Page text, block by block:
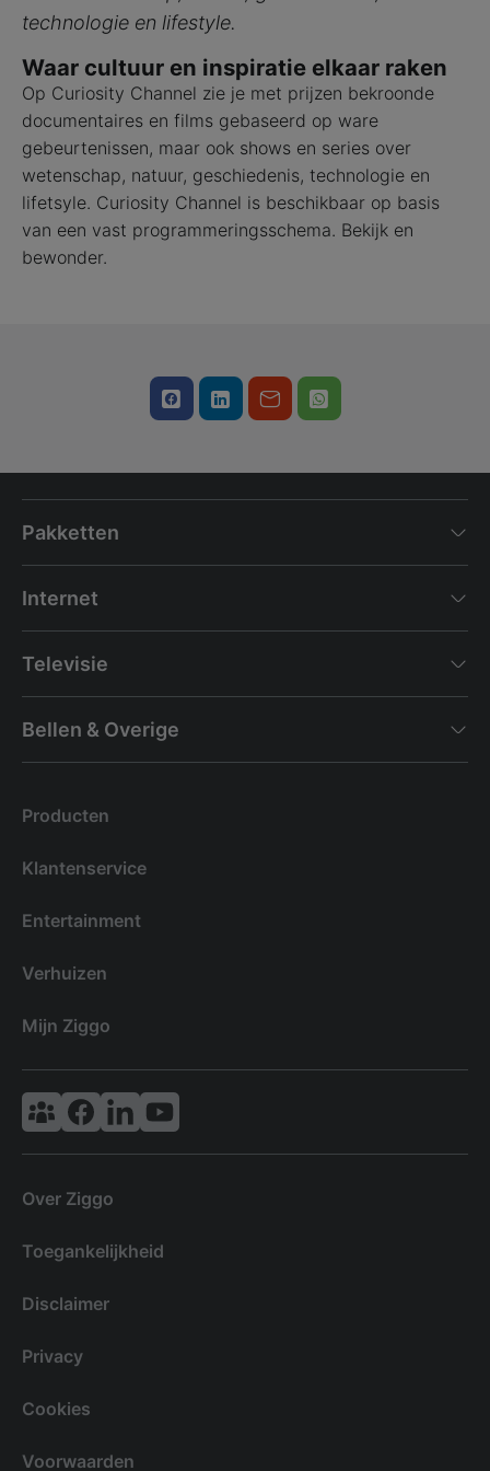
technologie en lifestyle.
Waar cultuur en inspiratie elkaar raken
Op Curiosity Channel zie je met prijzen bekroonde
documentaires en films gebaseerd op ware
gebeurtenissen, maar ook shows en series over
wetenschap, natuur, geschiedenis, technologie en
lifetsyle. Curiosity Channel is beschikbaar op basis
van een vast programmeringsschema. Bekijk en
bewonder.
Pakketten
Internet
Televisie
Bellen & Overige
Producten
Klantenservice
Entertainment
Verhuizen
Mijn Ziggo
Vodafone & Ziggo Community
Ziggo Facebook
VodafoneZiggo LinkedIn
Ziggo YouTube
Over Ziggo
Toegankelijkheid
Disclaimer
Privacy
Cookies
Voorwaarden